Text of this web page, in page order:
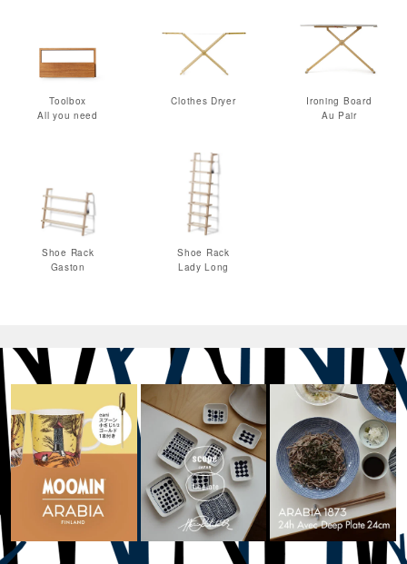
Toolbox
All you need
Clothes Dryer
Ironing Board
Au Pair
Shoe Rack
Gaston
Shoe Rack
Lady Long